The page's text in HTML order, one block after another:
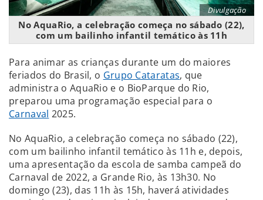
Divulgação
No AquaRio, a celebração começa no sábado (22),
com um bailinho infantil temático às 11h
Para animar as crianças durante um do maiores
feriados do Brasil, o Grupo Cataratas, que
administra o AquaRio e o BioParque do Rio,
preparou uma programação especial para o
Carnaval 2025.
No AquaRio, a celebração começa no sábado (22),
com um bailinho infantil temático às 11h e, depois,
uma apresentação da escola de samba campeã do
Carnaval de 2022, a Grande Rio, às 13h30. No
domingo (23), das 11h às 15h, haverá atividades